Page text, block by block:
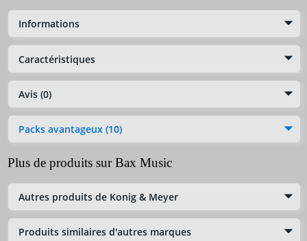
Informations
Caractéristiques
Avis (0)
Packs avantageux (10)
Plus de produits sur Bax Music
Autres produits de Konig & Meyer
Produits similaires d'autres marques